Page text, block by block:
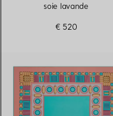
soie lavande
€ 520